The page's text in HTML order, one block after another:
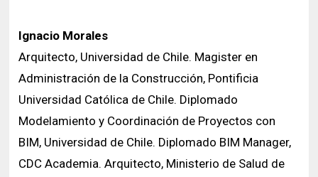
Ignacio Morales
Arquitecto, Universidad de Chile. Magister en
Administración de la Construcción, Pontificia
Universidad Católica de Chile. Diplomado
Modelamiento y Coordinación de Proyectos con
BIM, Universidad de Chile. Diplomado BIM Manager,
CDC Academia. Arquitecto, Ministerio de Salud de